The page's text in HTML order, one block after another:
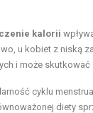
kalorii
u kobiet z niską
i może skutkować
cyklu
diety